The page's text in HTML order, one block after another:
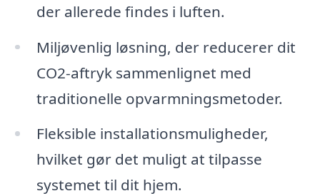
der allerede findes i luften.
Miljøvenlig løsning, der reducerer dit
CO2-aftryk sammenlignet med
traditionelle opvarmningsmetoder.
Fleksible installationsmuligheder,
hvilket gør det muligt at tilpasse
systemet til dit hjem.